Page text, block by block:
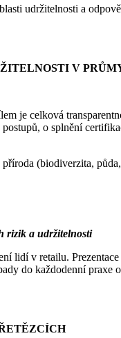
udržitelnosti a
V
je celková
o splnění
(biodiverzita,
rizik a udržitelnosti
v retailu.
do každodenní